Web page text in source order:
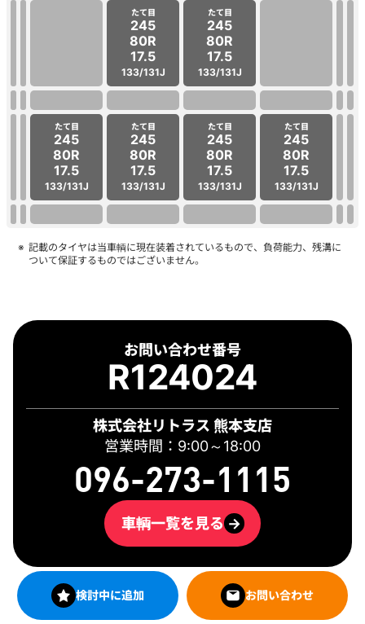
お問い合わせ番号
R124024
株式会社リトラス 熊本支店
営業時間：9:00～18:00
096-273-1115
車輌一覧を見る →
検討中に追加 お問い合わせ
たて目
245
80R
17.5
133/131J
たて目
245
80R
17.5
133/131J
たて目
245
80R
17.5
133/131J
たて目
245
80R
17.5
133/131J
たて目
245
80R
17.5
133/131J
たて目
245
80R
17.5
133/131J
記載のタイヤは当車輌に現在装着されているもので、負荷能力、残溝に
ついて保証するものではございません。